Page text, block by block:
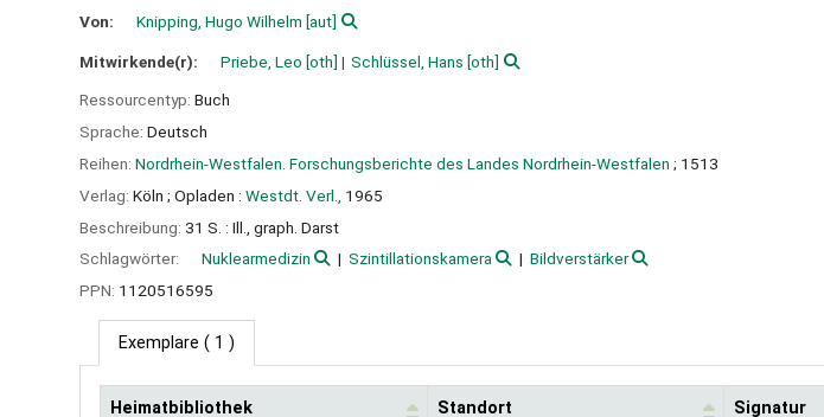
Von: Knipping, Hugo Wilhelm [aut]
Mitwirkende(r): Priebe, Leo [oth] Schlüssel, Hans [oth]
Ressourcentyp: Buch
Sprache: Deutsch
Reihen: Nordrhein-Westfalen. Forschungsberichte des Landes Nordrhein-Westfalen ; 1513
Verlag: Köln ; Opladen : Westdt. Verl.,
1965
Beschreibung: 31 S. : Ill., graph. Darst
Schlagwörter:
Nuklearmedizin Szintillationskamera
Bildverstärker
PPN: 1120516595
Exemplare ( 1 )
Heimatbibliothek Standort Signatur